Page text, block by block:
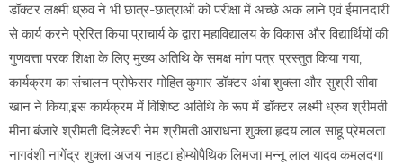
डॉक्टर लक्ष्मी ध्रुव ने भी छात्र-छात्राओं को परीक्षा में अच्छे अंक लाने एवं ईमानदारी
से कार्य करने प्रेरित किया प्राचार्य के द्वारा महाविद्यालय के विकास और विद्यार्थियों की
गुणवत्ता परक शिक्षा के लिए मुख्य अतिथि के समक्ष मांग पत्र प्रस्तुत किया गया,
कार्यक्रम का संचालन प्रोफेसर मोहित कुमार डॉक्टर अंबा शुक्ला और सुश्री सीबा
खान ने किया,इस कार्यक्रम में विशिष्ट अतिथि के रूप में डॉक्टर लक्ष्मी ध्रुव श्रीमती
मीना बंजारे श्रीमती दिलेश्वरी नेम श्रीमती आराधना शुक्ला हृदय लाल साहू प्रेमलता
नागवंशी नागेंद्र शुक्ला अजय नाहटा होम्योपैथिक लिमजा मन्नू लाल यादव कमलदगा